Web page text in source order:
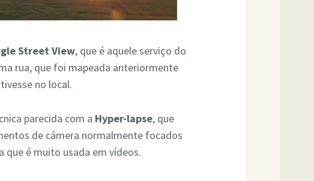
Street View, que é aquele serviço do
rua, que foi mapeada anteriormente
no local.
parecida com a Hyper-lapse, que
de câmera normalmente focados
que é muito usada em vídeos.